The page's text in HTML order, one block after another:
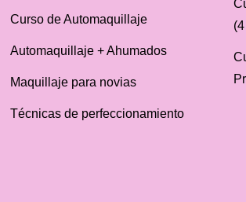
Curso de Automaquillaje
Automaquillaje + Ahumados
Maquillaje para novias
Técnicas de perfeccionamiento